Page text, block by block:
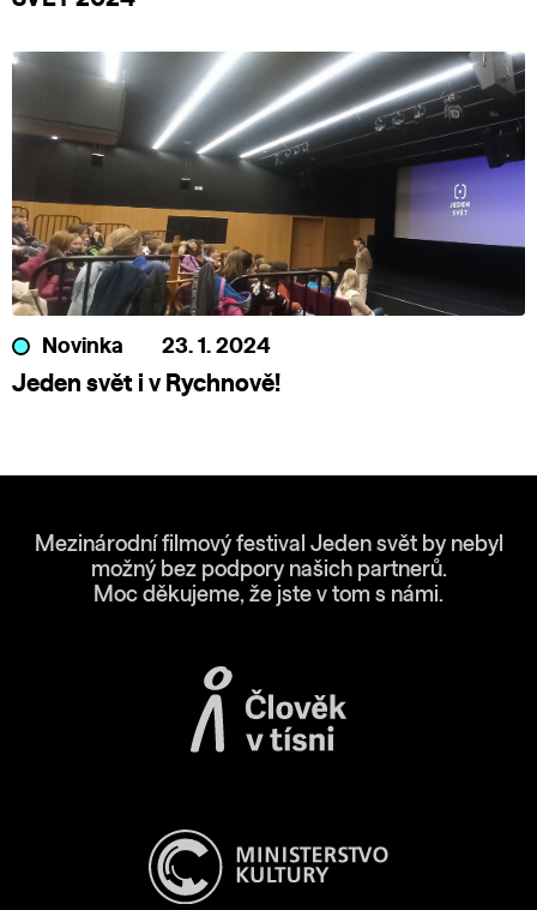
Novinka 23. 1. 2024
Jeden svět i v Rychnově!
Mezinárodní filmový festival Jeden svět by nebyl
možný bez podpory našich partnerů.
Moc děkujeme, že jste v tom s námi.